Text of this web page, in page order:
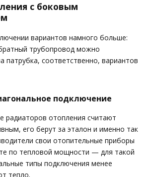
с боковым
вариантов намного больше:
трубопровод можно
патрубка, соответственно, вариантов
подключение
радиаторов отопления считают
его берут за эталон и именно так
свои отопительные приборы
по тепловой мощности — для такой
типы подключения менее
тепло.